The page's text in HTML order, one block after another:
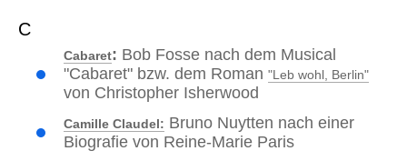
C
Cabaret: Bob Fosse nach dem Musical
"Cabaret" bzw. dem Roman "Leb wohl, Berlin"
von Christopher Isherwood
Camille Claudel: Bruno Nuytten nach einer
Biografie von Reine-Marie Paris